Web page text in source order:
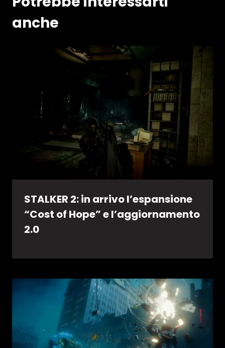
anche
STALKER 2: in arrivo l’espansione
“Cost of Hope” e l’aggiornamento
2.0